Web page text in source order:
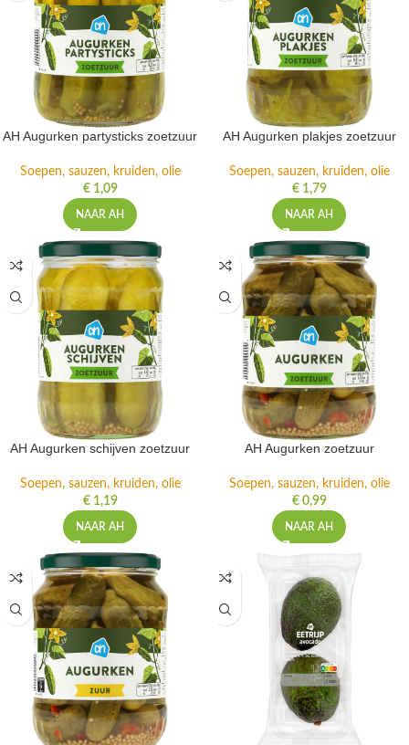
AH Augurken partysticks zoetzuur
Soepen, sauzen, kruiden, olie
€1,09
NAAR AH
AH Augurken plakjes zoetzuur
Soepen, sauzen, kruiden, olie
€1,79
NAAR AH
AH Augurken schijven zoetzuur
Soepen, sauzen, kruiden, olie
€1,19
NAAR AH
AH Augurken zoetzuur
Soepen, sauzen, kruiden, olie
€0,99
NAAR AH